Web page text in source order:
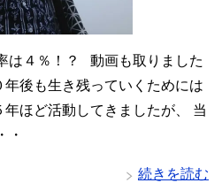
は４％！？ 動画も取りました
後も生き残っていくためには
ほど活動してきましたが、 当
・
続きを読む